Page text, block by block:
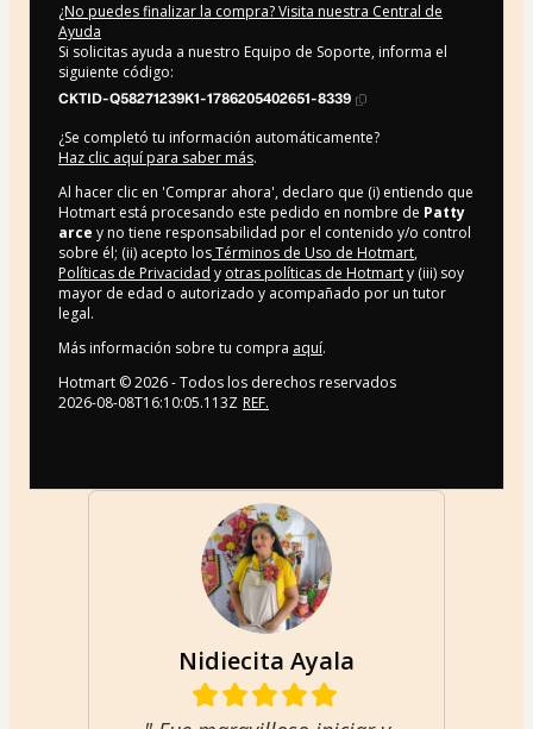
¿No puedes finalizar la compra? Visita nuestra Central de
Ayuda
Si solicitas ayuda a nuestro Equipo de Soporte, informa el
siguiente código:
CKTID-Q58271239K1-1786205402651-8339
¿Se completó tu información automáticamente?
Haz clic aquí para saber más.
Al hacer clic en 'Comprar ahora', declaro que (i) entiendo que
Hotmart está procesando este pedido en nombre de Patty
arce y no tiene responsabilidad por el contenido y/o control
sobre él; (ii) acepto losTérminos de Uso de Hotmart,
Políticas de Privacidad y otras políticas de Hotmarty (iii) soy
mayor de edad o autorizado y acompañado por un tutor
legal.
Más información sobre tu compra aquí.
Hotmart ©2026- Todos los derechos reservados
2026-08-08T16:10:05.113Z REF.
Nidiecita Ayala